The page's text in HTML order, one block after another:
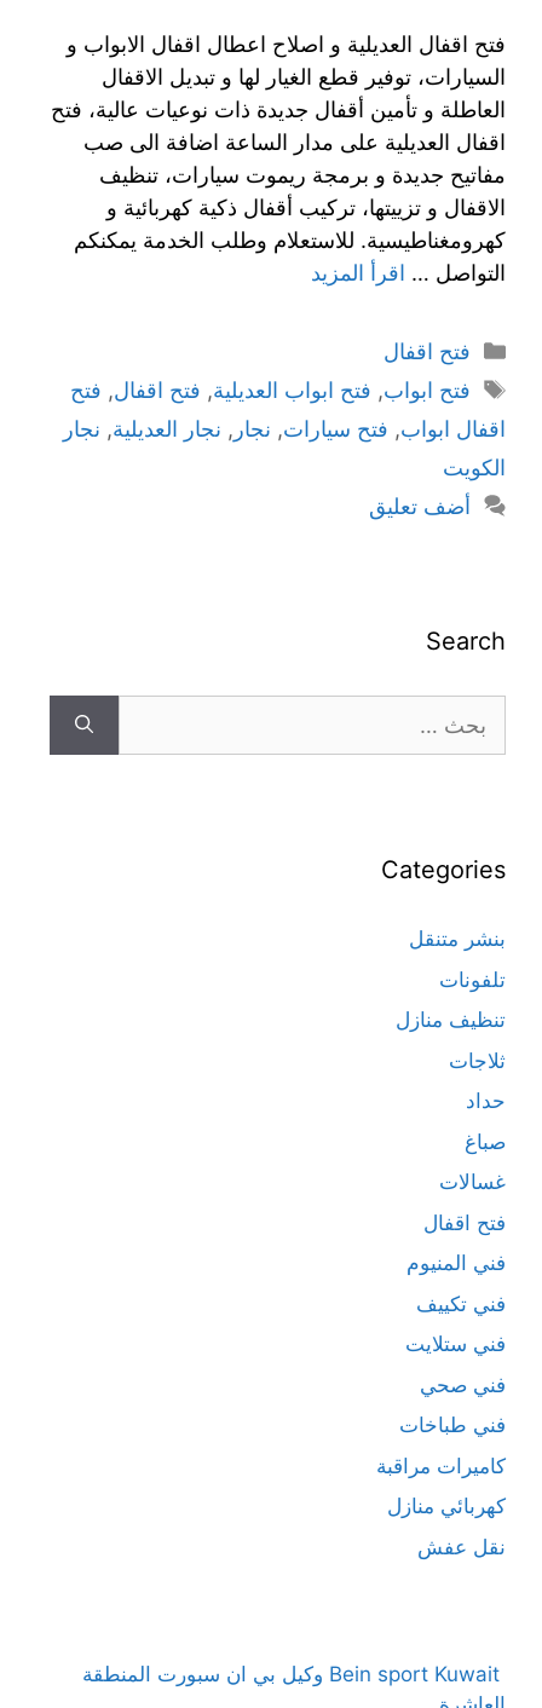
فتح اقفال العديلية و اصلاح اعطال اقفال الابواب و
السيارات، توفير قطع الغيار لها و تبديل الاقفال
العاطلة و تأمين أقفال جديدة ذات نوعيات عالية، فتح
اقفال العديلية على مدار الساعة اضافة الى صب
مفاتيح جديدة و برمجة ريموت سيارات، تنظيف
الاقفال و تزييتها، تركيب أقفال ذكية كهربائية و
كهرومغناطيسية. للاستعلام وطلب الخدمة يمكنكم
التواصل … اقرأ المزيد
فتح اقفال
فتح ابواب, فتح ابواب العديلية, فتح اقفال, فتح
اقفال ابواب, فتح سيارات, نجار , نجار العديلية, نجار
الكويت
أضف تعليق
Search
Categories
بنشر متنقل
تلفونات
تنظيف منازل
ثلاجات
حداد
صباغ
غسالات
فتح اقفال
فني المنيوم
فني تكييف
فني ستلايت
فني صحي
فني طباخات
كاميرات مراقبة
كهربائي منازل
نقل عفش
Bein sport Kuwait وكيل بي ان سبورت المنطقة